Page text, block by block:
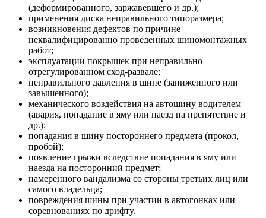
(деформированного, заржавевшего и др.);
применения диска неправильного типоразмера;
возникновения дефектов по причине
неквалифицированно проведенных шиномонтажных
работ;
эксплуатации покрышек при неправильно
отрегулированном сход-развале;
неправильного давления в шине (заниженного или
завышенного);
механического воздействия на автошину водителем
(авария, попадание в яму или наезд на препятствие и
др.);
попадания в шину постороннего предмета (прокол,
пробой);
появление грыжи вследствие попадания в яму или
наезда на посторонний предмет;
намеренного вандализма со стороны третьих лиц или
самого владельца;
повреждения шины при участии в автогонках или
соревнованиях по дрифту.